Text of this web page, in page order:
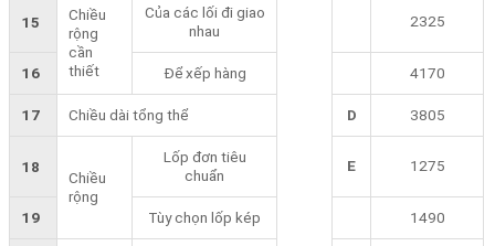
15
Chiều
rộng
cần
thiết
Của các lối đi giao
nhau
2325
16 Để xếp hàng 4170
17 Chiều dài tổng thể D 3805
18
Chiều
rộng
Lốp đơn tiêu
chuẩn
E 1275
19 Tùy chọn lốp kép 1490